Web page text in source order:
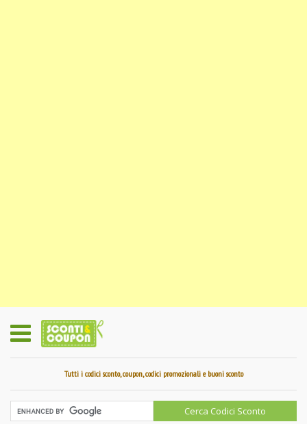
Tutti i codici sconto, coupon, codici promozionali e buoni sconto